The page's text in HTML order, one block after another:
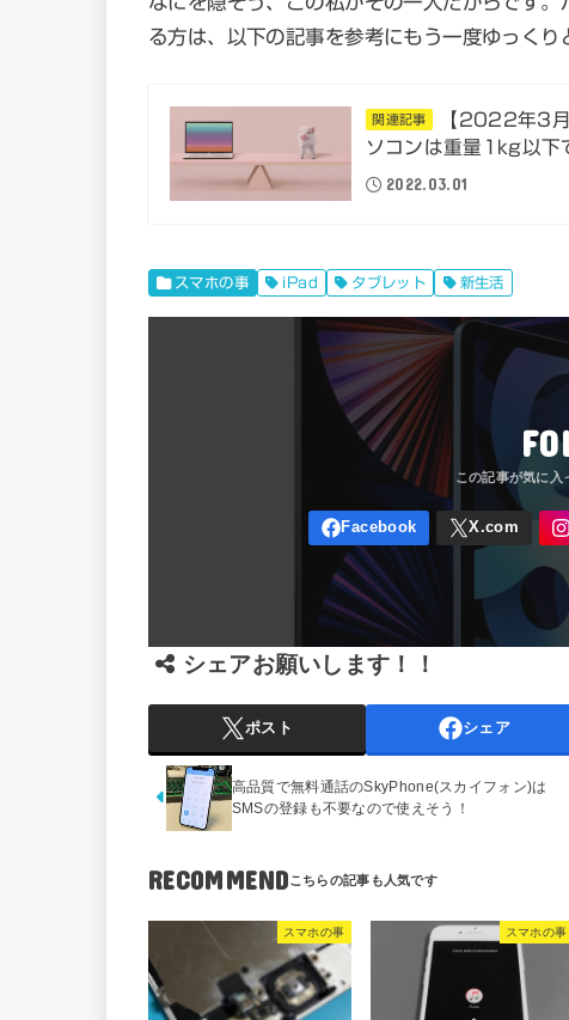
る方は、以下の記事を参考にもう一度ゆっくり
関連記事
【2022年3
ソコンは重量1kg以下
2022.03.01
スマホの事 iPad タブレット 新生活
シェアお願いします！！
ポスト シェア
高品質で無料通話のSkyPhone(スカイフォン)は
SMSの登録も不要なので使えそう！
RECOMMEND
スマホの事 スマホの事